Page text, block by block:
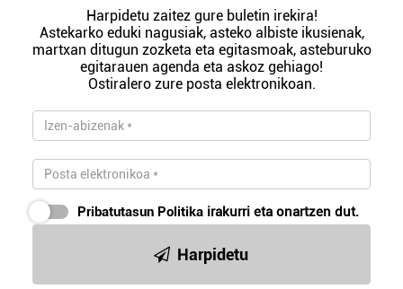
Harpidetu zaitez gure buletin irekira!
Astekarko eduki nagusiak, asteko albiste ikusienak,
martxan ditugun zozketa eta egitasmoak, asteburuko
egitarauen agenda eta askoz gehiago!
Ostiralero zure posta elektronikoan.
Pribatutasun Politika irakurri eta onartzen dut.
Harpidetu